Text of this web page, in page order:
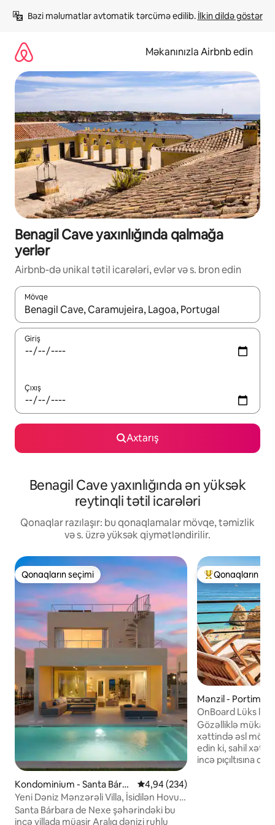
keç
Bəzi məlumatlar avtomatik tərcümə edilib. İlkin dildə göstər
Məkanınızla Airbnb edin
Benagil Cave yaxınlığında qalmağa
yerlər
Airbnb-də unikal tətil icarələri, evlər və s. bron edin
Mövqe
Nəticələr varsa, yuxarı və aşağı ox düymələri ilə naviqasiya
Giriş
Çıxış
Axtarış
Benagil Cave yaxınlığında ən yüksək
reytinqli tətil icarələri
Qonaqlar razılaşır: bu qonaqlamalar mövqe, təmizlik
və s. üzrə yüksək qiymətləndirilir.
Qonaqların seçimi
Qonaqların seçimi
Kondominium - Santa Bárba
ra de Nexe ərazisi
Ortalama reytinq 4,94/5, 234 rəy
4,94 (234)
Yeni Dəniz Mənzərəli Villa, İsidilən Hovuz,
Damüstü Cakuzi
Santa Bárbara de Nexe şəhərindəki bu
incə villada müasir Aralıq dənizi ruhlu
Populyar
Qonaqların
Mənzil - Portimão
OnBoard Lüks l
Okean Mənzərəsi
Gözəlliklə
xəttində əsl
edin ki, sahil
incə pıçıltısına